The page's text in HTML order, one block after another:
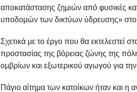
αποκατάστασης ζηµιών από φυσικές
υποδομών των δικτύων ύδρευσης»
Σχετικά με το έργο που θα εκτελεστεί
προστασίας της βόρειας ζώνης της
οµβρίων και εξωτερικού αγωγού για
Πάγιο αίτημα των κατοίκων ήταν και η